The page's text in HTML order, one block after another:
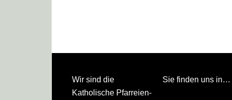
Footer
Wir sind die
Katholische Pfarreien­
Sie finden uns in…